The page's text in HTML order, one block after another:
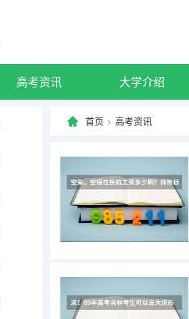
高考资讯 大学介绍
首页 > 高考资讯